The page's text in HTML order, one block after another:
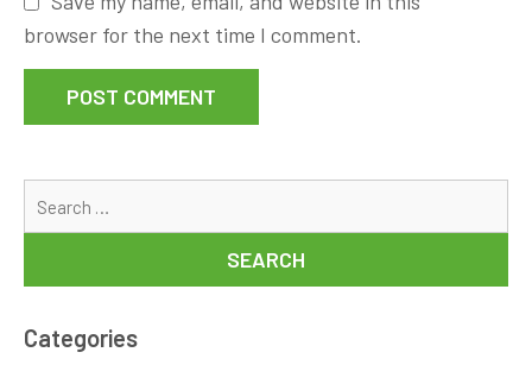
browser for the next time I comment.
Categories